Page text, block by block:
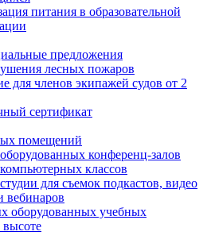
питания в образовательной
предложения
лесных пожаров
для членов экипажей судов от 2
сертификат
помещений
конференц-залов
классов
для съемок подкастов, видео
вебинаров
оборудованных учебных